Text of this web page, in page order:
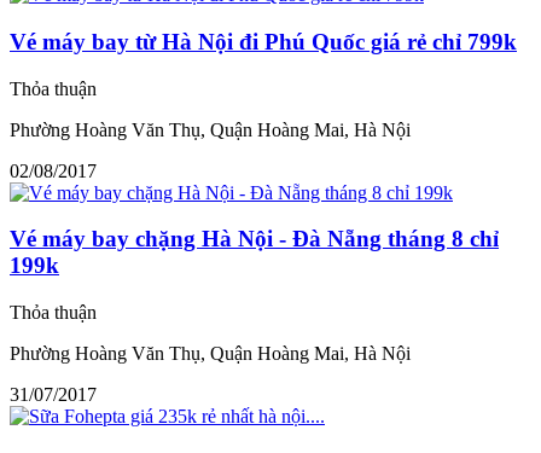
Vé máy bay từ Hà Nội đi Phú Quốc giá rẻ chỉ 799k
Thỏa thuận
Phường Hoàng Văn Thụ, Quận Hoàng Mai, Hà Nội
02/08/2017
Vé máy bay chặng Hà Nội - Đà Nẵng tháng 8 chỉ
199k
Thỏa thuận
Phường Hoàng Văn Thụ, Quận Hoàng Mai, Hà Nội
31/07/2017